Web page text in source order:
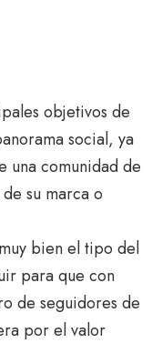
objetivos de
social, ya
una comunidad de
su marca o
bien el tipo del
para que con
de seguidores de
por el valor